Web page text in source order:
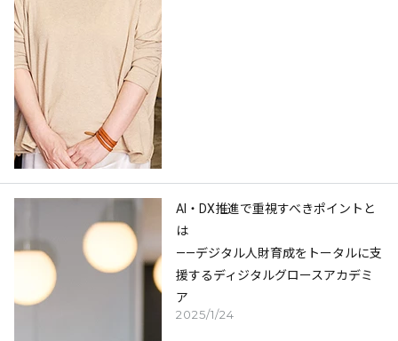
2025/1/24
AI・DX推進で重視すべきポイントと
は
――デジタル人財育成をトータルに支
援するディジタルグロースアカデミ
ア